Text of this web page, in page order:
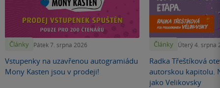
Články Pátek 7. srpna 2026
Vstupenky na uzavřenou autogramiádu
Mony Kasten jsou v prodeji!
Články Úterý 4. srpna
Radka Třeštíková
autorskou kapitolu.
jako Velikovsky